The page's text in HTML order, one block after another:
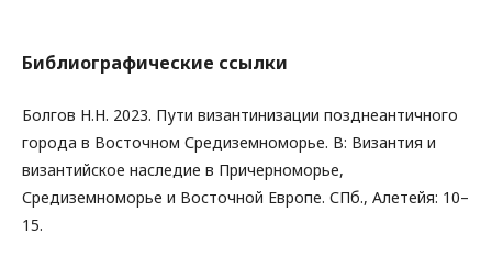
Библиографические ссылки
Болгов Н.Н. 2023. Пути византинизации позднеантичного
города в Восточном Средиземноморье. В: Византия и
византийское наследие в Причерноморье,
Средиземноморье и Восточной Европе. СПб., Алетейя: 10–
15.